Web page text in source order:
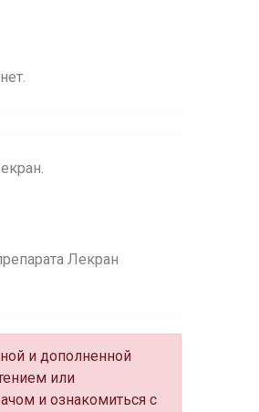
Лекран
и дополненной
или
и ознакомиться с